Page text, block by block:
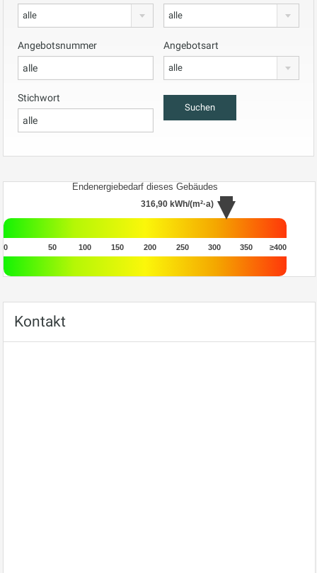
alle alle
Angebotsnummer Angebotsart
alle
Stichwort
Endenergiebedarf dieses Gebäudes
316,90 kWh/(m²·a)
0 50 100 150 200 250 300 350 ≥400
Kontakt